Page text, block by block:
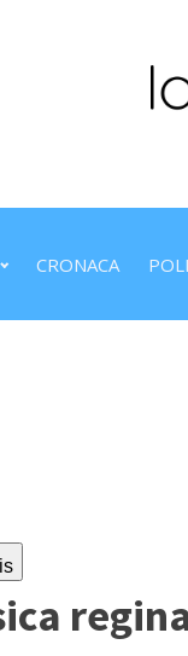
CRONACA